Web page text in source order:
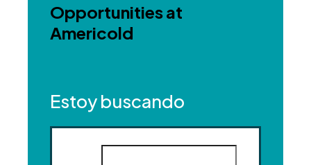
Opportunities at
Americold
Estoy buscando